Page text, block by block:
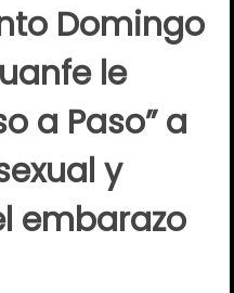
Domingo
le
a Paso” a
y
embarazo